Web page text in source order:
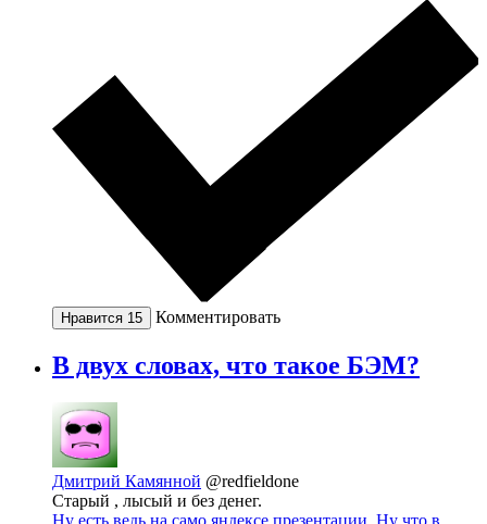
Нравится 15 Комментировать
В двух словах, что такое БЭМ?
Дмитрий Камянной @redfieldone
Старый , лысый и без денег.
Ну есть ведь на само яндексе презентации. Ну что в...